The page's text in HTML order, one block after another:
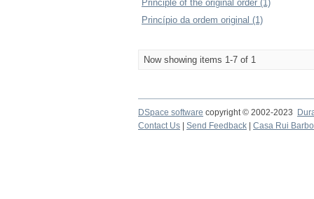
Principle of the original order (1)
Princípio da ordem original (1)
Now showing items 1-7 of 1
DSpace software copyright © 2002-2023
Contact Us
Send Feedback Casa Rui